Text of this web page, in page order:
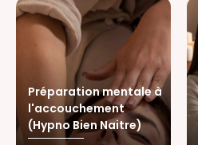
vivre la grossesse ou le
post-partum plus
sereinement, réduire le
stress, se reconnecter à
soi et créer un lien
profond avec son bébé.
Préparation mentale à
l'accouchement
(Hypno Bien Naitre)